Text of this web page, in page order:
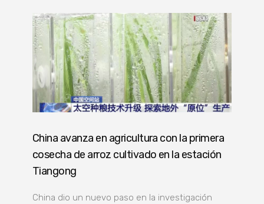
China avanza en agricultura con la primera
cosecha de arroz cultivado en la estación
Tiangong
China dio un nuevo paso en la investigación